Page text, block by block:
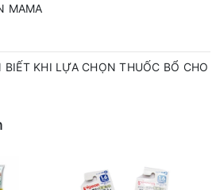
MAMA
KHI LỰA CHỌN THUỐC BỔ CHO